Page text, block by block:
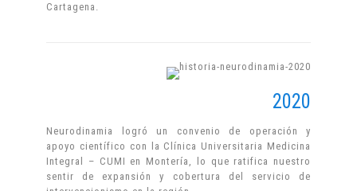
Cartagena.
2020
Neurodinamia logró un convenio de operación y
apoyo científico con la Clínica Universitaria Medicina
Integral – CUMI en Montería, lo que ratifica nuestro
sentir de expansión y cobertura del servicio de